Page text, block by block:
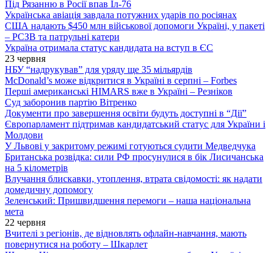
Під Рязанню в Росії впав Іл-76
Українська авіація завдала потужних ударів по росіянах
США надають $450 млн військової допомоги Україні, у пакеті
– РСЗВ та патрульні катери
Україна отримала статус кандидата на вступ в ЄС
23 червня
НБУ “надрукував” для уряду ще 35 мільярдів
McDonald’s може відкритися в Україні в серпні – Forbes
Перші американські HIMARS вже в Україні – Резніков
Суд заборонив партію Вітренко
Документи про завершення освіти будуть доступні в “Дії”
Європарламент підтримав кандидатський статус для України і
Молдови
У Львові у закритому режимі готуються судити Медведчука
Британська розвідка: сили РФ просунулися в бік Лисичанська
на 5 кілометрів
Влучання блискавки, утоплення, втрата свідомості: як надати
домедичну допомогу
Зеленський: Пришвидшення перемоги – наша національна
мета
22 червня
Вчителі з регіонів, де відновлять офлайн-навчання, мають
повернутися на роботу – Шкарлет